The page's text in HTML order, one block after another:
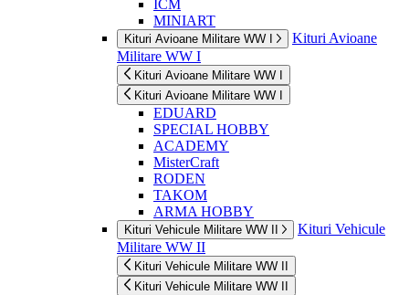
ICM
MINIART
Kituri Avioane Militare WW I
Kituri Avioane
Militare WW I
Kituri Avioane Militare WW I
Kituri Avioane Militare WW I
EDUARD
SPECIAL HOBBY
ACADEMY
MisterCraft
RODEN
TAKOM
ARMA HOBBY
Kituri Vehicule Militare WW II
Kituri Vehicule
Militare WW II
Kituri Vehicule Militare WW II
Kituri Vehicule Militare WW II